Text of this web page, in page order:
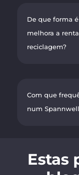
De que forma
melhora a
reciclagem?
Com que
num
Estas